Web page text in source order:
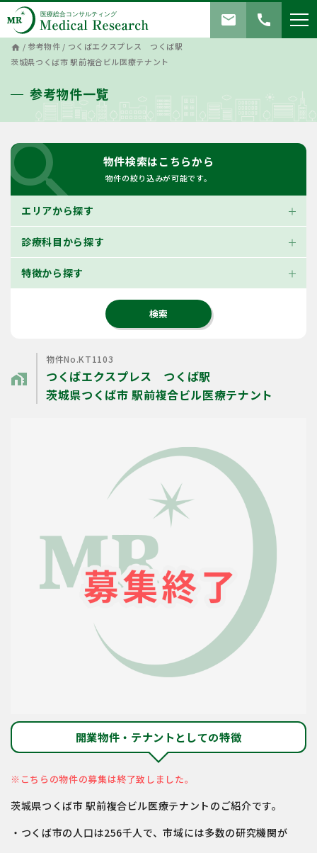
call
mail
home / 参考物件 / つくばエクスプレス つくば駅
茨城県つくば市 駅前複合ビル医療テナント
参考物件一覧
物件検索はこちらから
物件の絞り込みが可能です。
エリアから探す
診療科目から探す
特徴から探す
home_work
物件No.KT1103
つくばエクスプレス つくば駅
茨城県つくば市 駅前複合ビル医療テナント
開業物件・テナントとしての特徴
※こちらの物件の募集は終了致しました。
茨城県つくば市 駅前複合ビル医療テナントのご紹介です。
・つくば市の人口は256千人で、市域には多数の研究機関が